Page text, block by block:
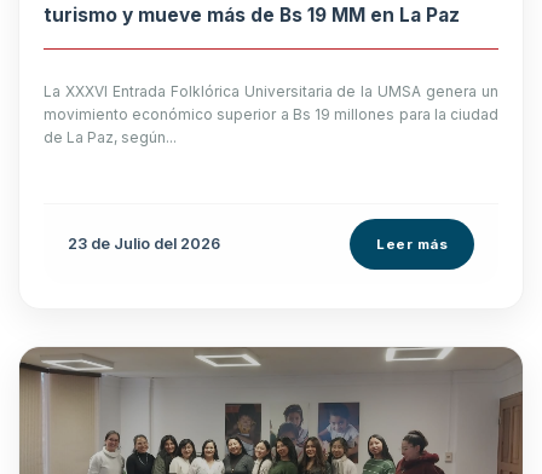
turismo y mueve más de Bs 19 MM en La Paz
La XXXVI Entrada Folklórica Universitaria de la UMSA genera un
movimiento económico superior a Bs 19 millones para la ciudad
de La Paz, según...
23 de Julio del 2026 Leer más